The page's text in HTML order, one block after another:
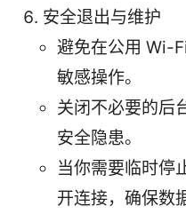
安全退出与维护
避免在公用 Wi-
敏感操作。
关闭不必要的后
安全隐患。
当你需要临时停
开连接，确保数